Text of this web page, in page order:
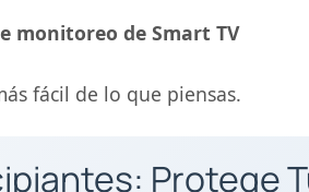
monitoreo de Smart TV
fácil de lo que piensas.
Protege